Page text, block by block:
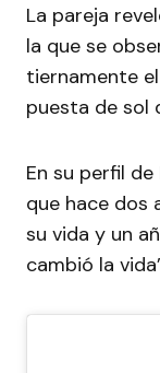
La pareja
la que se
tiernamente
puesta de sol
En su perfil
que hace dos
su vida y un
cambió la